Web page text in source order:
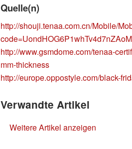
Quelle(n)
http://shouji.tenaa.com.cn/Mobile/
http://www.gsmdome.com/tenaa-
mm-thickness
http://europe.oppostyle.com/black-
Verwandte Artikel
Weitere Artikel anzeigen